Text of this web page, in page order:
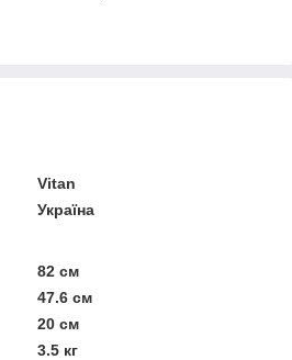
Vitan
Україна
82 см
47.6 см
20 см
3.5 кг